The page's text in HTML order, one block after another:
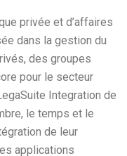
privée et d’affaires
dans la gestion du
des groupes
pour le secteur
Integration de
le temps et le
de leur
applications